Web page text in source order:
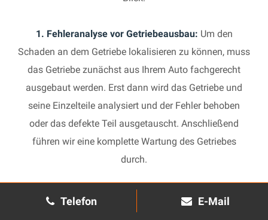
Telefon E-Mail
1. Fehleranalyse vor Getriebeausbau: Um den
Schaden an dem Getriebe lokalisieren zu können, muss
das Getriebe zunächst aus Ihrem Auto fachgerecht
ausgebaut werden. Erst dann wird das Getriebe und
seine Einzelteile analysiert und der Fehler behoben
oder das defekte Teil ausgetauscht. Anschließend
führen wir eine komplette Wartung des Getriebes
durch.
2. Manuelles Getriebe:
Die Reparatur eines komplexen
Schaltgetriebes ist äußerst aufwendig und benötigt